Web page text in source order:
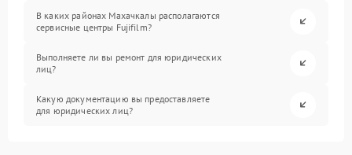
В каких районах Махачкалы располагаются
сервисные центры Fujifilm?
Выполняете ли вы ремонт для юридических
лиц?
Какую документацию вы предоставляете
для юридических лиц?